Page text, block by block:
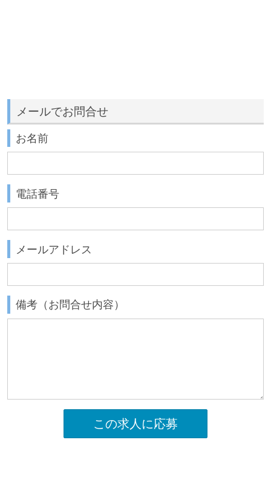
メールでお問合せ
お名前
電話番号
メールアドレス
備考（お問合せ内容）
この求人に応募